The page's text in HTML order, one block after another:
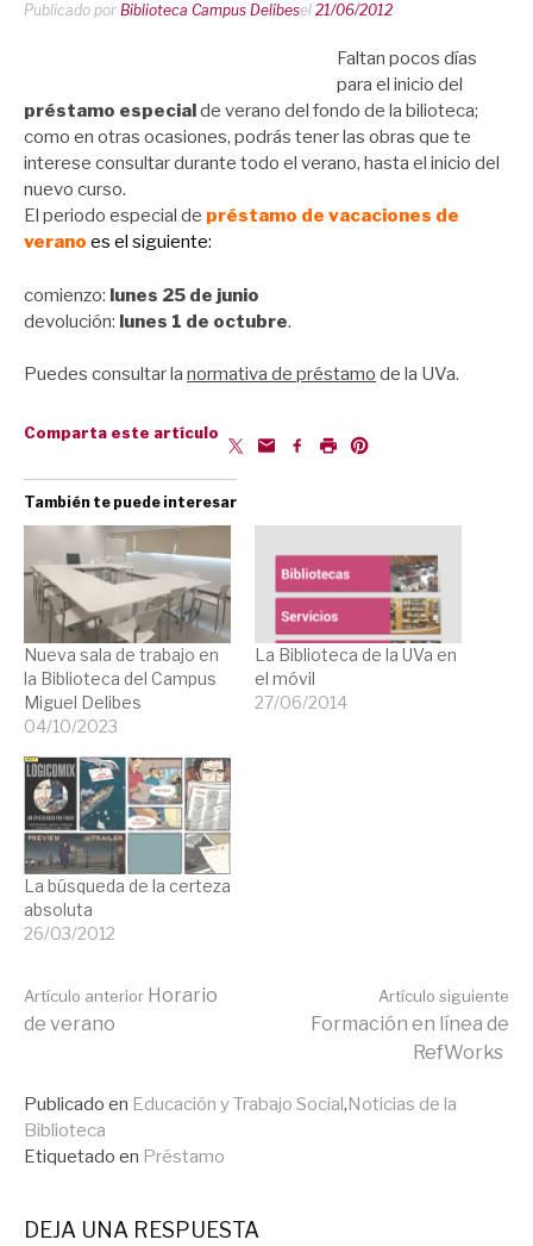
Publicado por Biblioteca Campus Delibesel 21/06/2012
Faltan pocos días
para el inicio del
préstamo especialde verano del fondo de la bilioteca;
como en otras ocasiones, podrás tener las obras que te
interese consultar durante todo el verano, hasta el inicio del
nuevo curso.
El periodo especial de préstamo de vacaciones de
verano es el siguiente:
comienzo: lunes 25 de junio
devolución: lunes 1 de octubre.
Puedes consultar la normativa de préstamo de la UVa.
Comparta este artículo
También te puede interesar
Nueva sala de trabajo en
la Biblioteca del Campus
Miguel Delibes
04/10/2023
La Biblioteca de la UVa en
el móvil
27/06/2014
La búsqueda de la certeza
absoluta
26/03/2012
Seguir
leyendo
Artículo anterior Horario
de verano
Artículo siguiente
Formación en línea de
RefWorks
Publicado en Educación y Trabajo Social , Noticias de la
Biblioteca
Etiquetado en Préstamo
DEJA UNA RESPUESTA